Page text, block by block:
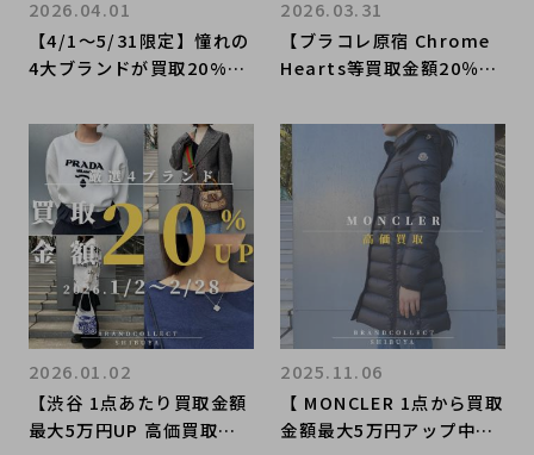
【4/1〜5/31限定】憧れの
4大ブランドが買取20%U
開催 ブランドコレクト表
参道1号店
2026.04.01
【ブラコレ原宿 Chrome
Hearts等買取金額20％U
4ブランドの買取金額が2
0％UPするキャンペーンを
開催いたします！
2026.03.31
【渋谷 1点あたり買取金額
最大5万円UP 高価買取実
2026.01.02
【 MONCLER 1点から買取
金額最大5万円アップ中】
2025.11.06